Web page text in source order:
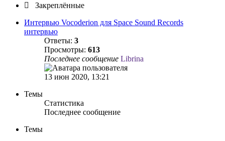
Закреплённые
Интервью Vocoderion для Space Sound Records
интервью
Ответы: 3
Просмотры: 613
Последнее сообщение Librina
13 июн 2020, 13:21
Темы
Статистика
Последнее сообщение
Темы